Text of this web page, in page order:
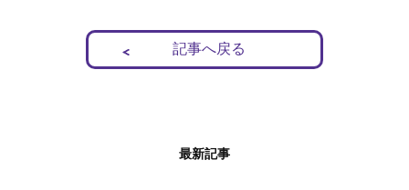
記事へ戻る
最新記事